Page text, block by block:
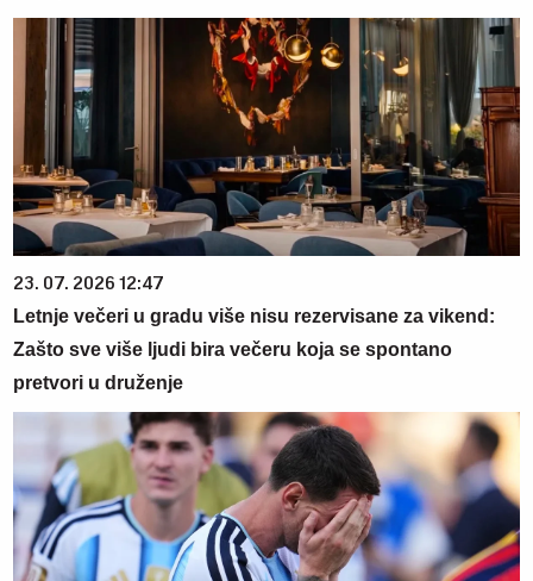
23. 07. 2026 12:47
Letnje večeri u gradu više nisu rezervisane za vikend:
Zašto sve više ljudi bira večeru koja se spontano
pretvori u druženje